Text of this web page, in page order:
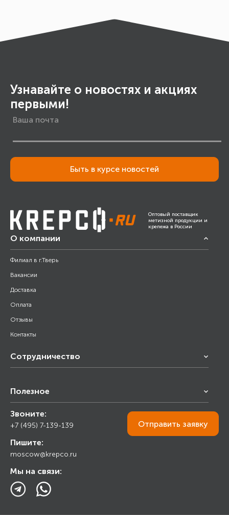
Узнавайте о новостях и акциях
первыми!
Быть в курсе новостей
Оптовый поставщик
метизной продукции и
крепежа в России
О компании
Филиал в г.Тверь
Вакансии
Доставка
Оплата
Отзывы
Контакты
Сотрудничество
Снабжение строительства
Торговым организациям
Полезное
Калькулятор
Прайс лист
Ответы на вопросы
Блог
Звоните:
+7 (495) 7-139-139
Пишите:
moscow@krepco.ru
Мы на связи:
Отправить заявку